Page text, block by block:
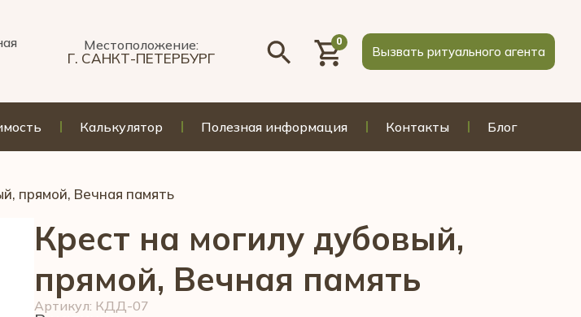
Местоположение:
Г. САНКТ-ПЕТЕРБУРГ
0
Вызвать ритуального агента
Калькулятор Полезная информация Контакты Блог
прямой, Вечная память
Крест на могилу дубовый,
прямой, Вечная память
Артикул: КДД-07